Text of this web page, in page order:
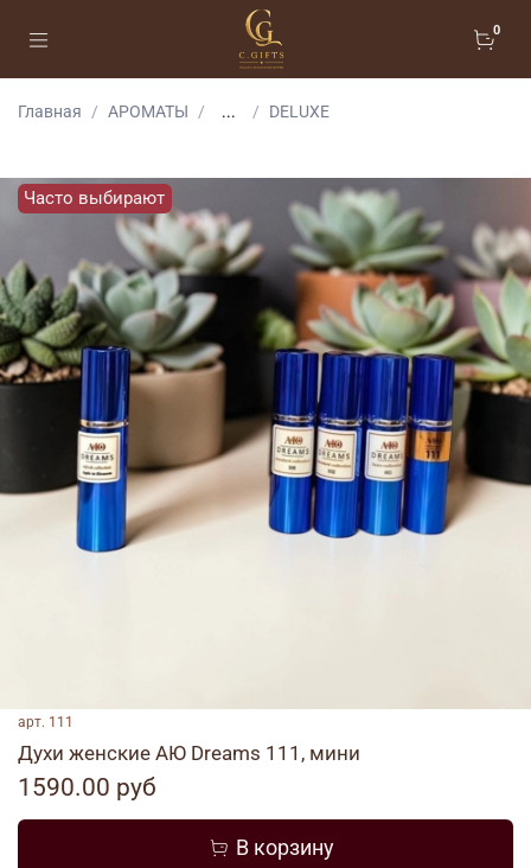
0
Главная АРОМАТЫ ... DELUXE
Часто выбирают
арт. 111
Духи женские АЮ Dreams 111, мини
1590.00 руб
В корзину